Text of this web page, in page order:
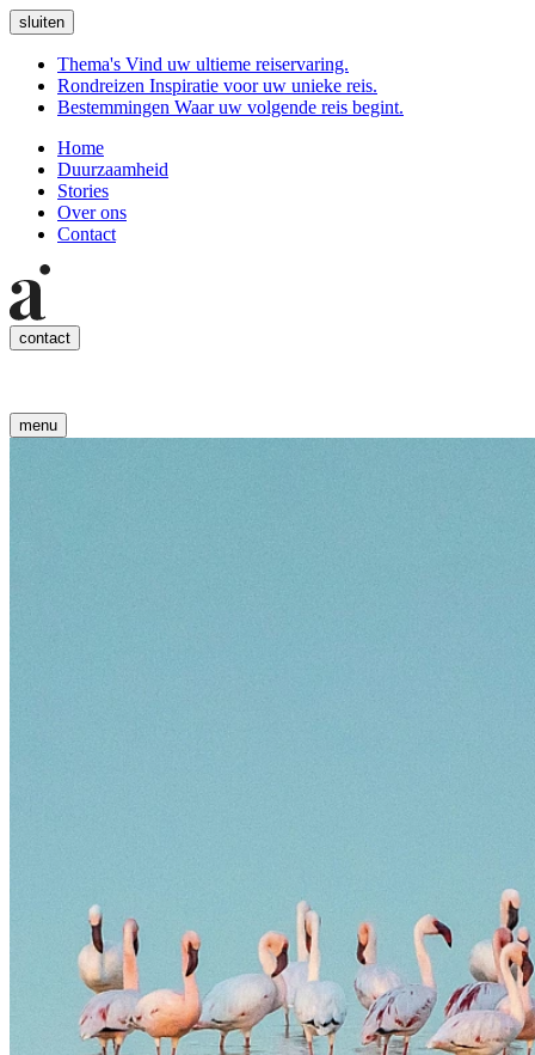
sluiten
Thema's Vind uw ultieme reiservaring.
Rondreizen Inspiratie voor uw unieke reis.
Bestemmingen Waar uw volgende reis begint.
Home
Duurzaamheid
Stories
Over ons
Contact
contact
menu